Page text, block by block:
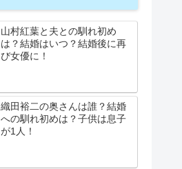
山村紅葉と夫との馴れ初め
は？結婚はいつ？結婚後に再
び女優に！
織田裕二の奥さんは誰？結婚
への馴れ初めは？子供は息子
が1人！